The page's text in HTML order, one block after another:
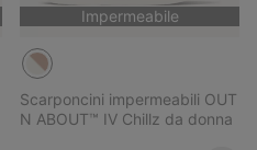
Impermeabile
Scarponcini impermeabili OUT
N ABOUT™ IV Chillz da donna